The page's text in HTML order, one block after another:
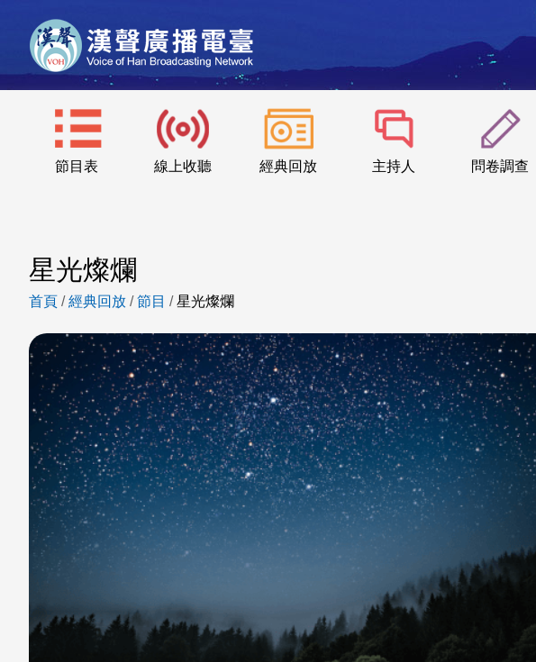
節目表 線上收聽 經典回放 主持人 問卷調查
星光燦爛
首頁 /經典回放 /節目 /星光燦爛